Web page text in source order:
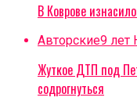
В Коврове
Авторские9 лет
Жуткое ДТП под
содрогнуться